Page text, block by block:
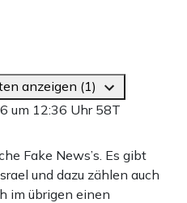
anzeigen (1)
um 12:36 Uhr 58T
Fake News’s. Es gibt
und dazu zählen auch
im übrigen einen